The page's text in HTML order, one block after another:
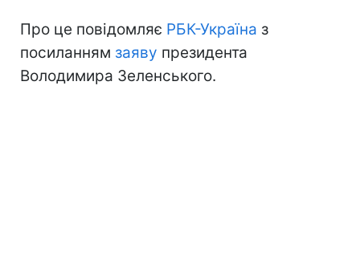
Про це повідомляє РБК-Україна з
посиланням заяву президента
Володимира Зеленського.